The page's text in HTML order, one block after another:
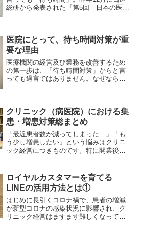
総研から発表された『第5回 日本の医療
と回答しています。
医院にとって、待ち時間対策が重
要な理由
医療機関の経営及び業務を改善するため
の第一歩は、「待ち時間対策」からと言
っても過言ではありません。なぜなら
間が恒常的に長くなることによって引き
起こされるリスクを整理します。
クリニック（病医院）における集
患・増患対策総まとめ
「最近患者数が減ってしまった…」「も
う少し増患したい」という悩みはクリニ
ック経営につきものです。特に開業後数
上がアップせずに経営状況が悪化してし
まうこともまれではありま...
ロイヤルカスタマーを育てる
LINEの活用方法とは①
はじめに長引くコロナ禍で、患者の増減
が新型コロナの感染状況に影響され、ク
リニック経営はますます難しくなってき